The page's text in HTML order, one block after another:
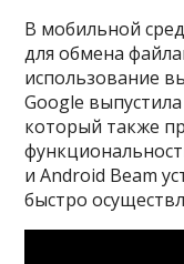
В мобильной
для обмена
использование
Google
который также
и Android Beam
быстро